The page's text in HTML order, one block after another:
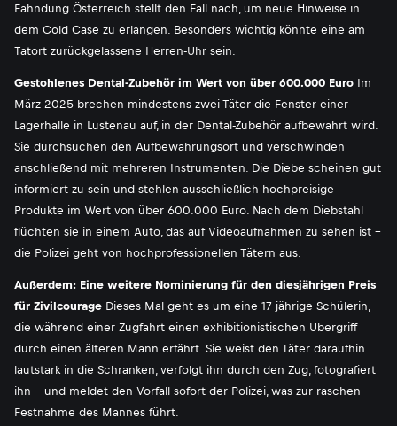
Fahndung Österreich stellt den Fall nach, um neue Hinweise in
dem Cold Case zu erlangen. Besonders wichtig könnte eine am
Tatort zurückgelassene Herren-Uhr sein.
Gestohlenes Dental-Zubehör im Wert von über 600.000 Euro Im
März 2025 brechen mindestens zwei Täter die Fenster einer
Lagerhalle in Lustenau auf, in der Dental-Zubehör aufbewahrt wird.
Sie durchsuchen den Aufbewahrungsort und verschwinden
anschließend mit mehreren Instrumenten. Die Diebe scheinen gut
informiert zu sein und stehlen ausschließlich hochpreisige
Produkte im Wert von über 600.000 Euro. Nach dem Diebstahl
flüchten sie in einem Auto, das auf Videoaufnahmen zu sehen ist -
die Polizei geht von hochprofessionellen Tätern aus.
Außerdem: Eine weitere Nominierung für den diesjährigen Preis
für Zivilcourage Dieses Mal geht es um eine 17-jährige Schülerin,
die während einer Zugfahrt einen exhibitionistischen Übergriff
durch einen älteren Mann erfährt. Sie weist den Täter daraufhin
lautstark in die Schranken, verfolgt ihn durch den Zug, fotografiert
ihn - und meldet den Vorfall sofort der Polizei, was zur raschen
Festnahme des Mannes führt.